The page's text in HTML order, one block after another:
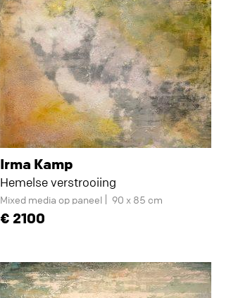
Irma Kamp
Hemelse verstrooiing
Mixed media op paneel 90 x 85 cm
2100